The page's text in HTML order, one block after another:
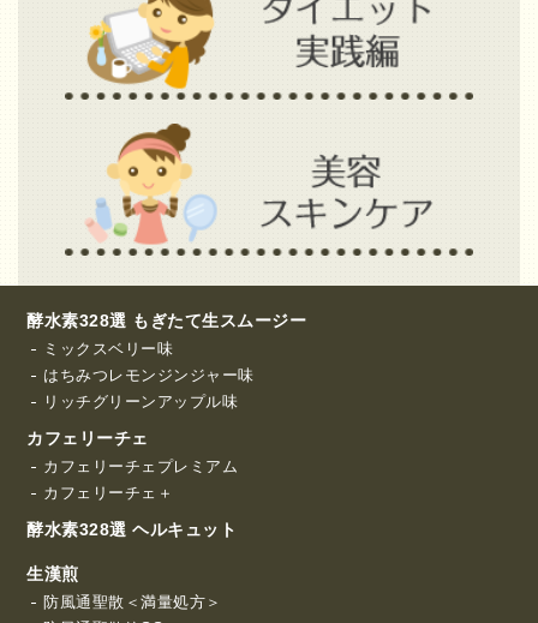
酵水素328選 もぎたて生スムージー
ミックスベリー味
はちみつレモンジンジャー味
リッチグリーンアップル味
カフェリーチェ
カフェリーチェプレミアム
カフェリーチェ＋
酵水素328選 ヘルキュット
生漢煎
防風通聖散＜満量処方＞